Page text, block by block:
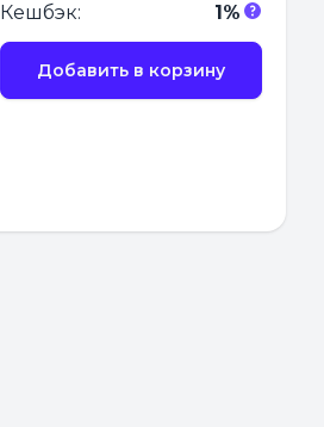
Кешбэк:
1%
Добавить в корзину